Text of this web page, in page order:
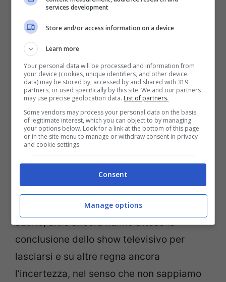
deciso di rimettere in gioco 12 coppie che
verranno abbinate da esperti e che
dovranno sposarsi senza conoscersi. In
Italia ultimamente è andata in onda la
quarta stagione di Matrimonio a Prima
Vista Italia e a quanto pare il pubblico
televisivo continua ad appassionarsi a
questo format che continua ad avere un
certo successo.
Su 12 coppie alcune sono ancora sposate,
altre hanno deciso di dirsi addio fin da
subito, altre ancora hanno atteso la
conclusione dello show televisivo per
lasciarsi e su altre regna ancora
l’incertezza, nel senso che non sappiamo
services development
Store and/or access information on a device
Learn more
Your personal data will be processed and information from
your device (cookies, unique identifiers, and other device
data) may be stored by, accessed by and shared with 319
partners, or used specifically by this site. We and our partners
may use precise geolocation data. List of partners.
Some vendors may process your personal data on the basis
of legitimate interest, which you can object to by managing
your options below. Look for a link at the bottom of this page
or in the site menu to manage or withdraw consent in privacy
and cookie settings.
Consent
Manage options